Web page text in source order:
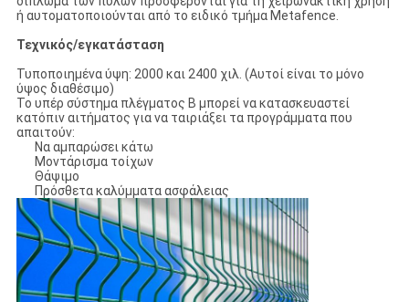
ή αυτοματοποιούνται από το ειδικό τμήμα Metafence.
Τεχνικός/εγκατάσταση
Τυποποιημένα ύψη: 2000 και 2400 χιλ. (Αυτοί είναι το μόνο
ύψος διαθέσιμο)
Το υπέρ σύστημα πλέγματος Β μπορεί να κατασκευαστεί
κατόπιν αιτήματος για να ταιριάξει τα προγράμματα που
απαιτούν:
Να αμπαρώσει κάτω
Μοντάρισμα τοίχων
Θάψιμο
Πρόσθετα καλύμματα ασφάλειας